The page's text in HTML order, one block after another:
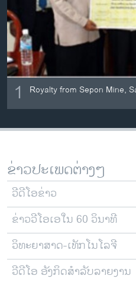
ພາສາອັງກິດ
ວີດີໂອ
ສຽງ
ລາຍການກະຈາຍສຽງ
ລາຍງານ
ຕິດຕາມພວກເຮົາ ທີ່
1 Royalty from Sepon Mine,
ຂ່າວປະເພດຕ່າງໆ
ວີດີໂອຂ່າວ
ຂ່າວວີໂອເອໃນ 60 ວິນາທີ
ວິທະຍາສາດ-ເທັກໂນໂລຈີ
ວີດີໂອ ອັງກິດສຳລັບລາຍງານ